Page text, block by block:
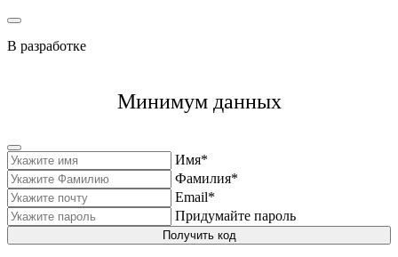
В разработке
Минимум данных
Имя*
Фамилия*
Email*
Придумайте пароль
Получить код